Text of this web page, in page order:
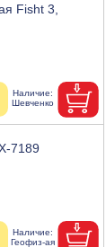
Fisht 3,
7189